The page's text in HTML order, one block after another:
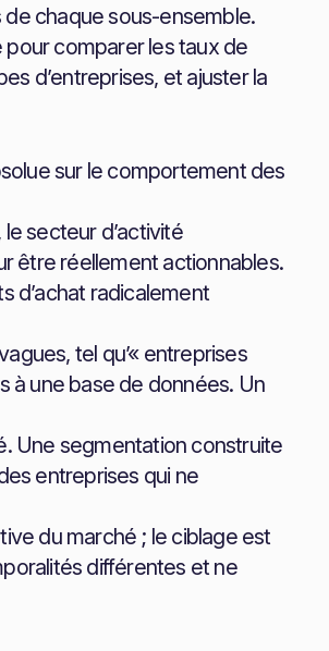
chaque sous-ensemble.
pour comparer les taux de
d’entreprises, et ajuster la
sur le comportement des
secteur d’activité
être réellement actionnables.
d’achat radicalement
tel qu’« entreprises
à une base de données. Un
Une segmentation construite
entreprises qui ne
du marché ; le ciblage est
différentes et ne